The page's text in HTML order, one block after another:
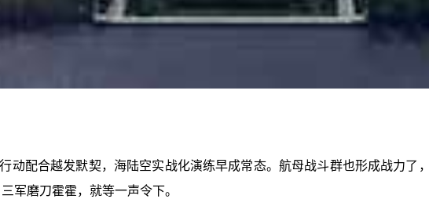
动配合越发默契，海陆空实战化演练早成常态。航母战斗群也形成战力了
军磨刀霍霍，就等一声令下。